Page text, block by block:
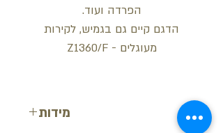
הפרדה ועוד.
הדגם קיים גם בגמיש, לקירות
מעוגלים - Z1360/F
מידות